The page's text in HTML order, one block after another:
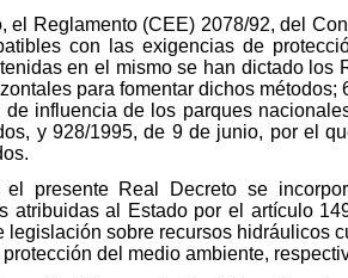
el Reglamento (CEE) 2078/92, del
con las exigencias de
en el mismo se han dictado los
para fomentar dichos
influencia de los parques
y 928/1995, de 9 de junio, por el
el presente Real Decreto se
atribuidas al Estado por el artículo
legislación sobre recursos hidráulicos
del medio ambiente,